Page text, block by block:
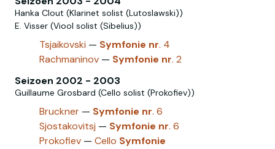
Hanka Clout (Klarinet solist (Lutoslawski))
E. Visser (Viool solist (Sibelius))
Tsjaikovski — Symfonie nr. 4
Rachmaninov‎ — Symfonie nr. 2
Seizoen 2002 - 2003
Guillaume Grosbard (Cello solist (Prokofiev))
Bruckner — Symfonie nr. 6
Sjostakovitsj — Symfonie nr. 6
Prokofiev — Cello Symfonie